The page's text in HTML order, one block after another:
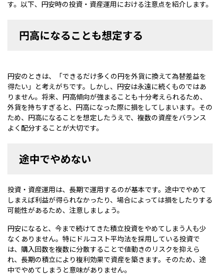
す。以下、円安時の投資・資産運用における注意点を紹介します。
円高になることも想定する
円安のときは、「できるだけ多くの円を外貨に換えて為替差益を
得たい」と考えがちです。しかし、円安は永遠に続くものではあ
りません。将来、円高傾向が強まることも十分考えられるため、
外貨を持ちすぎると、円高になった際に損をしてしまいます。その
ため、円高になることを想定したうえで、複数の資産をバランス
よく配分することが大切です。
途中でやめない
投資・資産運用は、長期で運用するのが基本です。途中でやめて
しまえば利益が得られなかったり、場合によっては損をしたりする
可能性があるため、注意しましょう。
円安になると、今まで続けてきた積立投資をやめてしまう人も少
なくありません。特にドルコスト平均法を採用している投資で
は、購入回数を複数に分散することで値動きのリスクを抑えら
れ、長期の積立により複利効果で資産を築きます。そのため、途
中でやめてしまうと意味がありません。